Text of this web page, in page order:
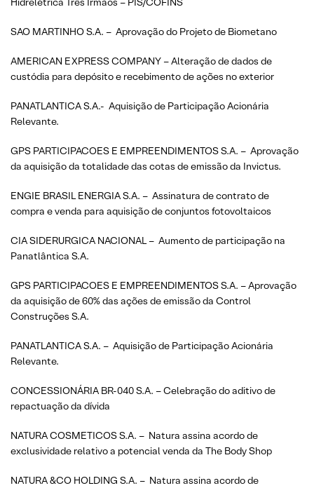
SAO MARTINHO S.A. – Aprovação do Projeto de Biometano
AMERICAN EXPRESS COMPANY – Alteração de dados de
custódia para depósito e recebimento de ações no exterior
PANATLANTICA S.A.- Aquisição de Participação Acionária
Relevante.
GPS PARTICIPACOES E EMPREENDIMENTOS S.A. – Aprovação
da aquisição da totalidade das cotas de emissão da Invictus.
ENGIE BRASIL ENERGIA S.A. – Assinatura de contrato de
compra e venda para aquisição de conjuntos fotovoltaicos
CIA SIDERURGICA NACIONAL – Aumento de participação na
Panatlântica S.A.
GPS PARTICIPACOES E EMPREENDIMENTOS S.A. – Aprovação
da aquisição de 60% das ações de emissão da Control
Construções S.A.
PANATLANTICA S.A. – Aquisição de Participação Acionária
Relevante.
CONCESSIONÁRIA BR-040 S.A. – Celebração do aditivo de
repactuação da dívida
NATURA COSMETICOS S.A. – Natura assina acordo de
exclusividade relativo a potencial venda da The Body Shop
NATURA &CO HOLDING S.A. – Natura assina acordo de